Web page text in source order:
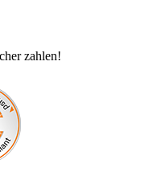
zahlen!